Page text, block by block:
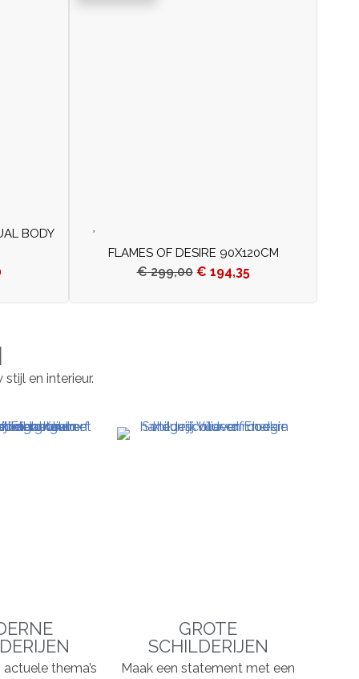
BODY
FLAMES OF DESIRE 90X120CM
€299,00 € 194,35
en interieur.
thema’s
GROTE
SCHILDERIJEN
Maak een statement met een